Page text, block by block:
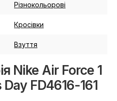
Різнокольорові
Кросівки
Взуття
Nike Air Force 1
FD4616-161